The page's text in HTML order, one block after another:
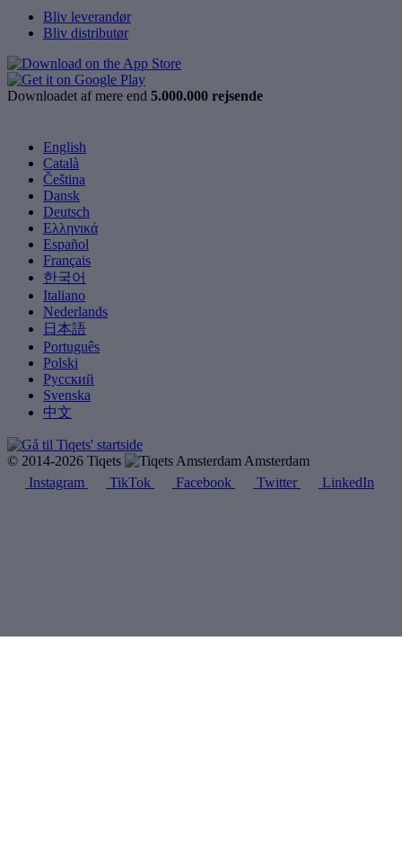
Bliv leverandør
Bliv distributør
Downloadet af mere end 5.000.000 rejsende
English
Català
Čeština
Dansk
Deutsch
Ελληνικά
Español
Français
한국어
Italiano
Nederlands
日本語
Português
Polski
Русский
Svenska
中文
© 2014-2026 Tiqets
Amsterdam
Instagram
TikTok Facebook Twitter LinkedIn